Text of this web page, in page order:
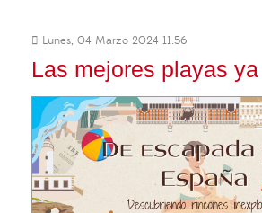
Lunes, 04 Marzo 2024 11:56
Las mejores playas